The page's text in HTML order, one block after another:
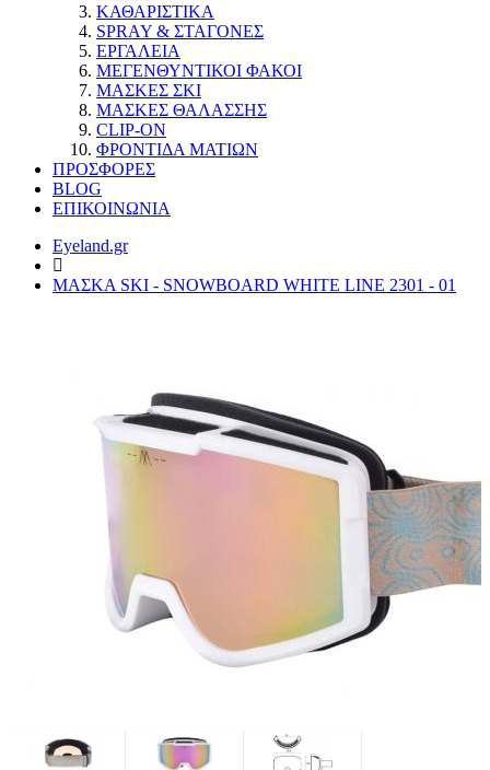
ΚΑΘΑΡΙΣΤΙΚΑ
SPRAY & ΣΤΑΓΟΝΕΣ
ΕΡΓΑΛΕΙΑ
ΜΕΓΕΝΘΥΝΤΙΚΟΙ ΦΑΚΟΙ
ΜΑΣΚΕΣ ΣΚΙ
ΜΑΣΚΕΣ ΘΑΛΑΣΣΗΣ
CLIP-ON
ΦΡΟΝΤΙΔΑ ΜΑΤΙΩΝ
ΠΡΟΣΦΟΡΕΣ
BLOG
ΕΠΙΚΟΙΝΩΝΙΑ
Eyeland.gr
ΜΑΣΚΑ SKI - SNOWBOARD WHITE LINE 2301 - 01